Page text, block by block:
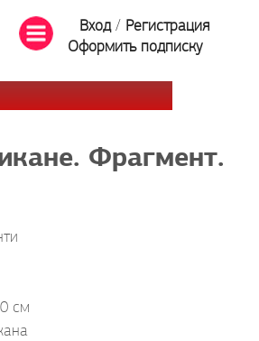
Вход/ Регистрация
Оформить подписку
Фрагмент.
см